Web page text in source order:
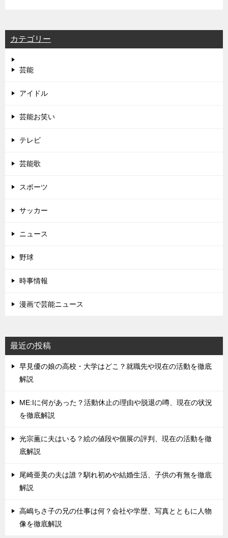
カテゴリー
芸能
アイドル
芸能お笑い
テレビ
芸能歌
スポーツ
サッカー
ニュース
野球
時事情報
漫画で芸能ニュース
最近の投稿
早見優の娘の高校・大学はどこ？就職先や現在の活動を徹底
解説
ME:Iに何があった？活動休止の理由や脱退の噂、現在の状況
を徹底解説
光宗薫に夫はいる？絵の値段や個展の評判、現在の活動を徹
底解説
尾崎亜美の夫は誰？馴れ初めや結婚生活、子供の有無を徹底
解説
高嶋ちさ子の兄の仕事は何？会社や学歴、写真とともに人物
像を徹底解説